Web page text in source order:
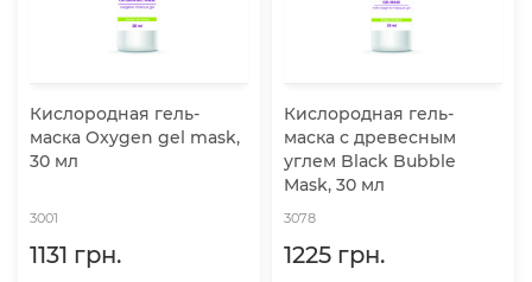
Кислородная гель-
маска Oxygen gel mask,
30 мл
3001
1131 грн.
Кислородная гель-
маска с древесным
углем Black Bubble
Mask, 30 мл
3078
1225 грн.